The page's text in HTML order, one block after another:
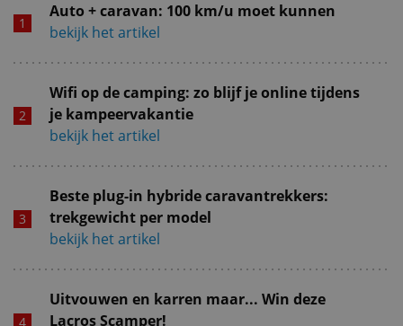
Auto + caravan: 100 km/u moet kunnen
bekijk het artikel
Wifi op de camping: zo blijf je online tijdens
je kampeervakantie
bekijk het artikel
Beste plug-in hybride caravantrekkers:
trekgewicht per model
bekijk het artikel
Uitvouwen en karren maar... Win deze
Lacros Scamper!